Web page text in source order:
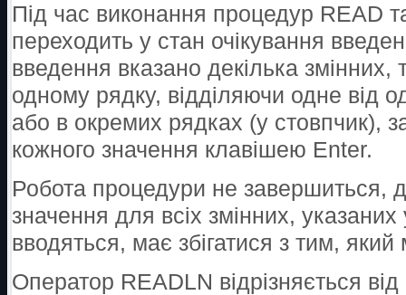
Під час виконання процедур READ
переходить у стан очікування
введення вказано декілька змінних,
одному рядку, відділяючи одне від
або в окремих рядках (у стовпчик),
кожного значення клавішею Enter.
Робота процедури не завершиться,
значення для всіх змінних,
вводяться, має збігатися з тим, який
Оператор READLN відрізняється